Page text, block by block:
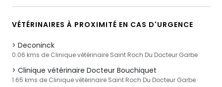
VÉTÉRINAIRES À PROXIMITÉ EN CAS D'URGENCE
Deconinck
0.06 kms de Clinique vétérinaire Saint Roch Du Docteur Garbe
Clinique vétérinaire Docteur Bouchiquet
1.65 kms de Clinique vétérinaire Saint Roch Du Docteur Garbe